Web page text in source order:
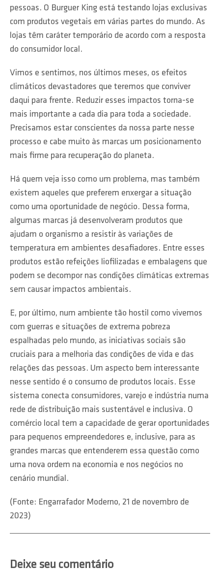
pessoas. O Burguer King está testando lojas exclusivas
com produtos vegetais em várias partes do mundo. As
lojas têm caráter temporário de acordo com a resposta
do consumidor local.
Vimos e sentimos, nos últimos meses, os efeitos
climáticos devastadores que teremos que conviver
daqui para frente. Reduzir esses impactos torna-se
mais importante a cada dia para toda a sociedade.
Precisamos estar conscientes da nossa parte nesse
processo e cabe muito às marcas um posicionamento
mais firme para recuperação do planeta.
Há quem veja isso como um problema, mas também
existem aqueles que preferem enxergar a situação
como uma oportunidade de negócio. Dessa forma,
algumas marcas já desenvolveram produtos que
ajudam o organismo a resistir às variações de
temperatura em ambientes desafiadores. Entre esses
produtos estão refeições liofilizadas e embalagens que
podem se decompor nas condições climáticas extremas
sem causar impactos ambientais.
E, por último, num ambiente tão hostil como vivemos
com guerras e situações de extrema pobreza
espalhadas pelo mundo, as iniciativas sociais são
cruciais para a melhoria das condições de vida e das
relações das pessoas. Um aspecto bem interessante
nesse sentido é o consumo de produtos locais. Esse
sistema conecta consumidores, varejo e indústria numa
rede de distribuição mais sustentável e inclusiva. O
comércio local tem a capacidade de gerar oportunidades
para pequenos empreendedores e, inclusive, para as
grandes marcas que entenderem essa questão como
uma nova ordem na economia e nos negócios no
cenário mundial.
(Fonte: Engarrafador Moderno, 21 de novembro de
2023)
Deixe seu comentário